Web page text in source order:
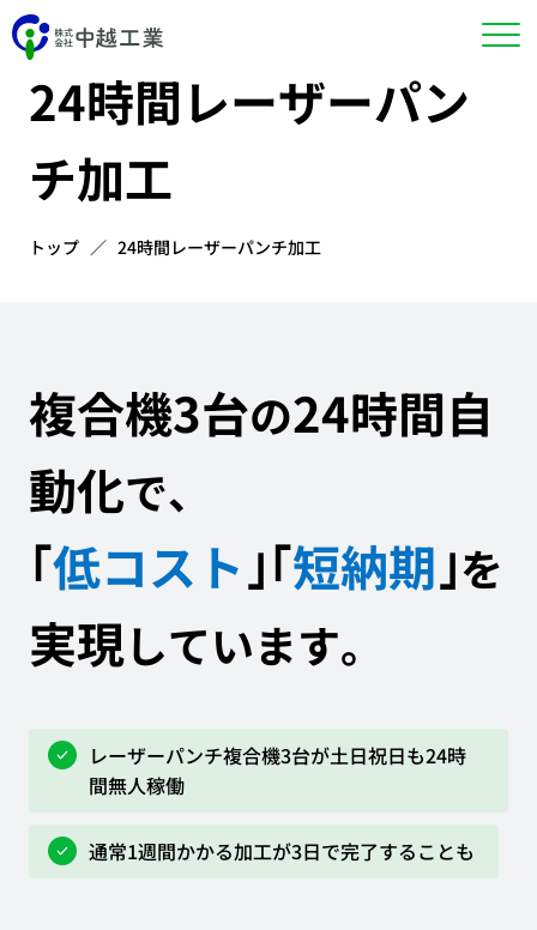
Engineering
24時間レーザーパン
チ加工
トップ 24時間レーザーパンチ加工
複合機3台の24時間自
動化で、
｢低コスト｣｢短納期｣を
実現しています。
レーザーパンチ複合機3台が土日祝日も24時
間無人稼働
通常1週間かかる加工が3日で完了することも